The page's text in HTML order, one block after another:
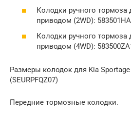
Колодки ручного
приводом (2WD):
Колодки ручного
приводом (4WD):
Размеры колодок для Kia Sportage
(SEURPFQZ07)
Передние тормозные колодки.